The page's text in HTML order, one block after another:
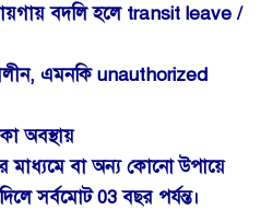
বদলি হলে transit leave /
এমনকি unauthorized
অবস্থায়
মাধ্যমে বা অন্য কোনো উপায়ে
সর্বমোট 03 বছর পর্যন্ত।